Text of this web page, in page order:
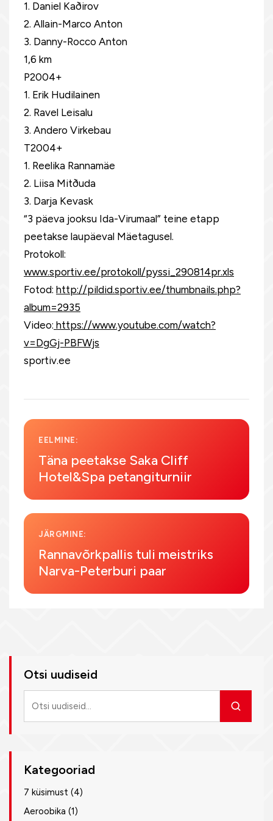
1. Daniel Kaðirov
2. Allain-Marco Anton
3. Danny-Rocco Anton
1,6 km
P2004+
1. Erik Hudilainen
2. Ravel Leisalu
3. Andero Virkebau
T2004+
1. Reelika Rannamäe
2. Liisa Mitðuda
3. Darja Kevask
“3 päeva jooksu Ida-Virumaal” teine etapp
peetakse laupäeval Mäetagusel.
Protokoll:
www.sportiv.ee/protokoll/pyssi_290814pr.xls
Fotod: http://pildid.sportiv.ee/thumbnails.php?
album=2935
Video: https://www.youtube.com/watch?
v=DgGj-PBFWjs
sportiv.ee
EELMINE:
Täna peetakse Saka Cliff
Hotel&Spa petangiturniir
JÄRGMINE:
Rannavõrkpallis tuli meistriks
Narva-Peterburi paar
Otsi uudiseid
uudiseid
Kategooriad
7 küsimust (4)
Aeroobika (1)